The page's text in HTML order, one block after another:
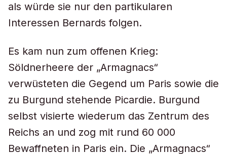
als würde sie nur den partikularen
Interessen Bernards folgen.
Es kam nun zum offenen Krieg:
Söldnerheere der „Armagnacs“
verwüsteten die Gegend um Paris sowie die
zu Burgund stehende Picardie. Burgund
selbst visierte wiederum das Zentrum des
Reichs an und zog mit rund 60 000
Bewaffneten in Paris ein. Die „Armagnacs“